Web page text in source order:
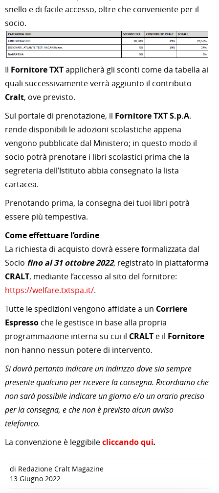
snello e di facile accesso, oltre che conveniente per il
socio.
Il Fornitore TXTapplicherà gli sconti come da tabella ai
quali successivamente verrà aggiunto il contributo
Cralt, ove previsto.
Sul portale di prenotazione, il Fornitore TXT S.p.A.
rende disponibili le adozioni scolastiche appena
vengono pubblicate dal Ministero; in questo modo il
socio potrà prenotare i libri scolastici prima che la
segreteria dell’Istituto abbia consegnato la lista
cartacea.
Prenotando prima, la consegna dei tuoi libri potrà
essere più tempestiva.
Come effettuare l’ordine
La richiesta di acquisto dovrà essere formalizzata dal
Socio fino al 31 ottobre 2022, registrato in piattaforma
CRALT, mediante l’accesso al sito del fornitore:
https://welfare.txtspa.it/.
Tutte le spedizioni vengono affidate a un Corriere
Espresso che le gestisce in base alla propria
programmazione interna su cui il CRALT e il Fornitore
non hanno nessun potere di intervento.
Si dovrà pertanto indicare un indirizzo dove sia sempre
presente qualcuno per ricevere la consegna. Ricordiamo che
non sarà possibile indicare un giorno e/o un orario preciso
per la consegna, e che non è previsto alcun avviso
telefonico.
La convenzione è leggibilecliccando qui.
di Redazione Cralt Magazine
13 Giugno 2022